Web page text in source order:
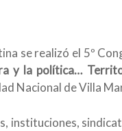
se realizó el 5º
y la política…
Nacional de Villa
instituciones,